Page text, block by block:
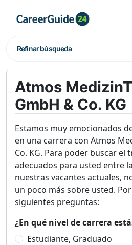
Refinar búsqueda
Atmos
GmbH & Co. KG
Estamos muy emocionados
en una carrera con Atmos
Co. KG. Para poder buscar el
adecuados para usted entre
nuestras vacantes actuales,
un poco más sobre usted.
siguientes preguntas:
¿En qué nivel de carrera
Estudiante, Graduado